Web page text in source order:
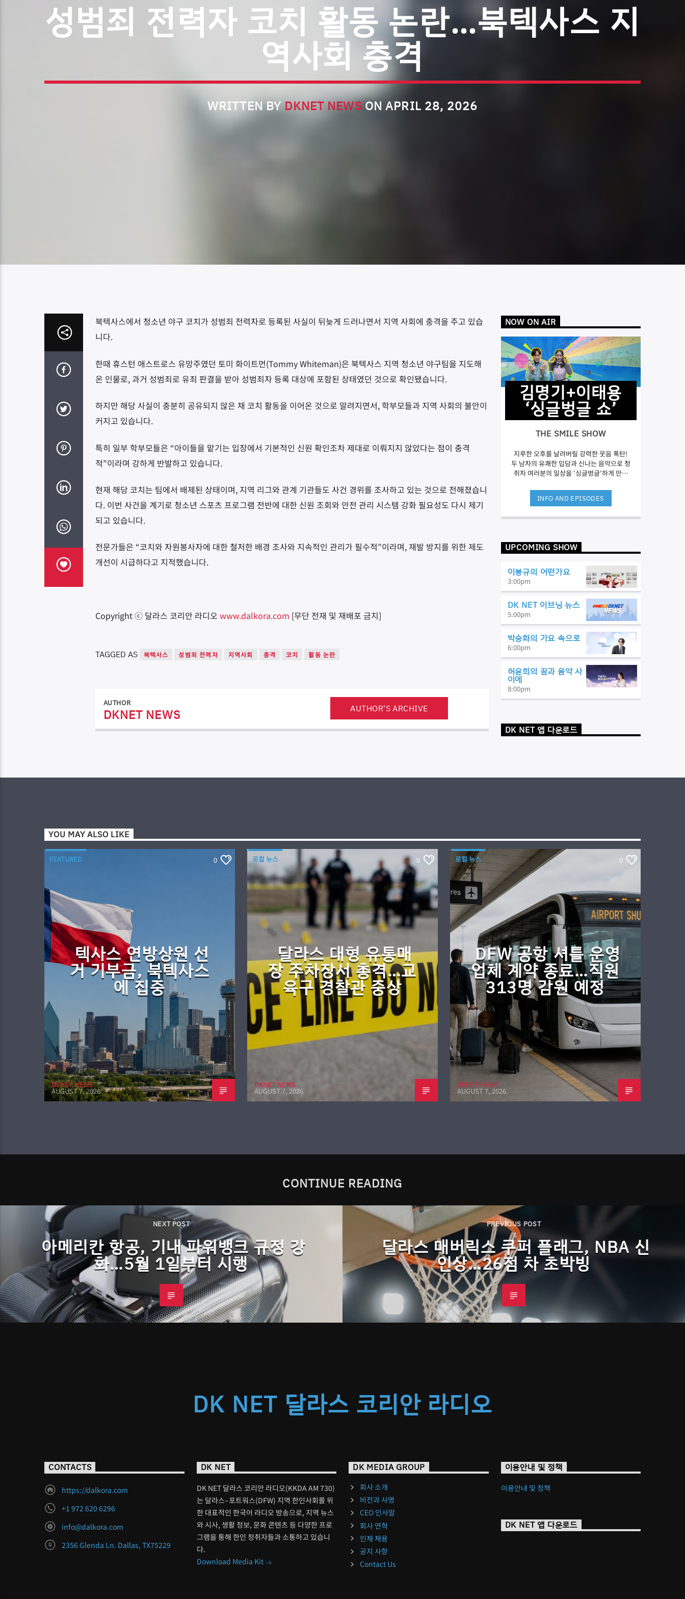
성범죄 전력자 코치 활동 논란…북텍사스 지
역사회 충격
WRITTEN BYDKNET NEWSON APRIL 28, 2026
북텍사스에서 청소년 야구 코치가 성범죄 전력자로 등록된 사실이 뒤늦게 드러나면서 지역 사회에 충격을 주고 있습
니다.
한때 휴스턴 애스트로스 유망주였던 토미 화이트먼(Tommy Whiteman)은 북텍사스 지역 청소년 야구팀을 지도해
온 인물로, 과거 성범죄로 유죄 판결을 받아 성범죄자 등록 대상에 포함된 상태였던 것으로 확인됐습니다.
하지만 해당 사실이 충분히 공유되지 않은 채 코치 활동을 이어온 것으로 알려지면서, 학부모들과 지역 사회의 불안이
커지고 있습니다.
특히 일부 학부모들은 “아이들을 맡기는 입장에서 기본적인 신원 확인조차 제대로 이뤄지지 않았다는 점이 충격
적”이라며 강하게 반발하고 있습니다.
현재 해당 코치는 팀에서 배제된 상태이며, 지역 리그와 관계 기관들도 사건 경위를 조사하고 있는 것으로 전해졌습니
다. 이번 사건을 계기로 청소년 스포츠 프로그램 전반에 대한 신원 조회와 안전 관리 시스템 강화 필요성도 다시 제기
되고 있습니다.
전문가들은 “코치와 자원봉사자에 대한 철저한 배경 조사와 지속적인 관리가 필수적”이라며, 재발 방지를 위한 제도
개선이 시급하다고 지적했습니다.
Copyright ⓒ 달라스 코리안 라디오 www.dalkora.com [무단 전재 및 재배포 금지]
TAGGED AS 북텍사스 성범죄 전력자 지역사회 충격 코치 활동 논란
AUTHOR
DKNET NEWS AUTHOR'S ARCHIVE
NOW ON AIR
김명기+이태용
‘싱글벙글 쇼’
THE SMILE SHOW
지루한 오후를 날려버릴 강력한 웃음 폭탄!
두 남자의 유쾌한 입담과 신나는 음악으로 청
취자 여러분의 일상을 '싱글벙글'하게 만들
INFO AND EPISODES
UPCOMING SHOW
이봉규의 어떤가요
3:00pm
DK NET 이브닝 뉴스
5:00pm
박승화의 가요 속으로
6:00pm
허윤희의 꿈과 음악 사
이에
8:00pm
DK NET 앱 다운로드
YOU MAY ALSO LIKE
FEATURED 0
텍사스 연방상원 선
거 기부금, 북텍사스
에 집중
DKNET NEWS
AUGUST 7, 2026
로컬 뉴스 0
달라스 대형 유통매
장 주차장서 총격…교
육구 경찰관 중상
DKNET NEWS
AUGUST 7, 2026
로컬 뉴스 0
DFW 공항 셔틀 운영
업체 계약 종료…직원
313명 감원 예정
DKNET NEWS
AUGUST 7, 2026
CONTINUE READING
NEXT POST
아메리칸 항공, 기내 파워뱅크 규정 강
화…5월 1일부터 시행
PREVIOUS POST
달라스 매버릭스 쿠퍼 플래그, NBA 신
인상…26점 차 초박빙
DK NET 달라스 코리안 라디오
CONTACTS
https://dalkora.com
+1 972 620 6296
info@dalkora.com
2356 Glenda Ln. Dallas, TX75229
DK NET
DK NET 달라스 코리안 라디오(KKDA AM 730)
는 달라스–포트워스(DFW) 지역 한인사회를 위
한 대표적인 한국어 라디오 방송으로, 지역 뉴스
와 시사, 생활 정보, 문화 콘텐츠 등 다양한 프로
그램을 통해 한인 청취자들과 소통하고 있습니
다.
Download Media Kit
DK MEDIA GROUP
회사 소개
비전과 사명
CEO 인사말
회사 연혁
인재 채용
공지 사항
Contact Us
이용안내 및 정책
이용안내 및 정책
DK NET 앱 다운로드